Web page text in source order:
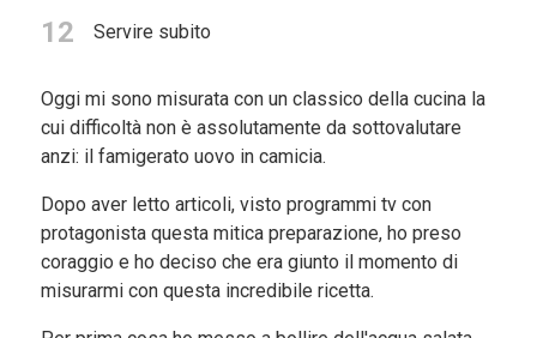
12
Servire subito
Oggi mi sono misurata con un classico della cucina la
cui difficoltà non è assolutamente da sottovalutare
anzi: il famigerato uovo in camicia.
Dopo aver letto articoli, visto programmi tv con
protagonista questa mitica preparazione, ho preso
coraggio e ho deciso che era giunto il momento di
misurarmi con questa incredibile ricetta.